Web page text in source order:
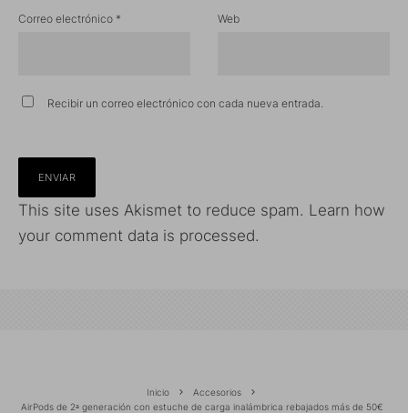
Correo electrónico * Web
Recibir un correo electrónico con cada nueva entrada.
This site uses Akismet to reduce spam. Learn how
your comment data is processed.
Inicio
Accesorios
AirPods de 2ᵃ generación con estuche de carga inalámbrica rebajados más de 50€